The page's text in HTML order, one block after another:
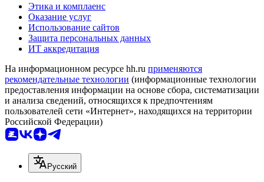
Этика и комплаенс
Оказание услуг
Использование сайтов
Защита персональных данных
ИТ аккредитация
На информационном ресурсе hh.ru применяются
рекомендательные технологии (информационные технологии
предоставления информации на основе сбора, систематизации
и анализа сведений, относящихся к предпочтениям
пользователей сети «Интернет», находящихся на территории
Российской Федерации)
Русский